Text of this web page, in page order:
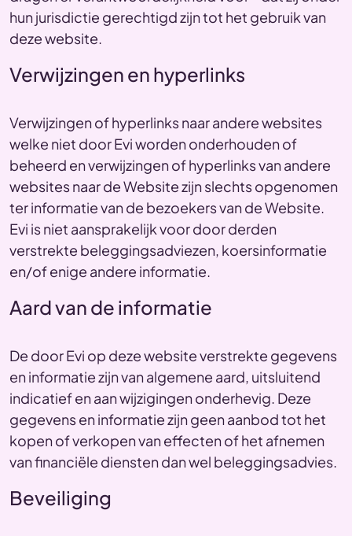
hun jurisdictie gerechtigd zijn tot het gebruik van
deze website.
Verwijzingen en hyperlinks
Verwijzingen of hyperlinks naar andere websites
welke niet door Evi worden onderhouden of
beheerd en verwijzingen of hyperlinks van andere
websites naar de Website zijn slechts opgenomen
ter informatie van de bezoekers van de Website.
Evi is niet aansprakelijk voor door derden
verstrekte beleggingsadviezen, koersinformatie
en/of enige andere informatie.
Aard van de informatie
De door Evi op deze website verstrekte gegevens
en informatie zijn van algemene aard, uitsluitend
indicatief en aan wijzigingen onderhevig. Deze
gegevens en informatie zijn geen aanbod tot het
kopen of verkopen van effecten of het afnemen
van financiële diensten dan wel beleggingsadvies.
Beveiliging